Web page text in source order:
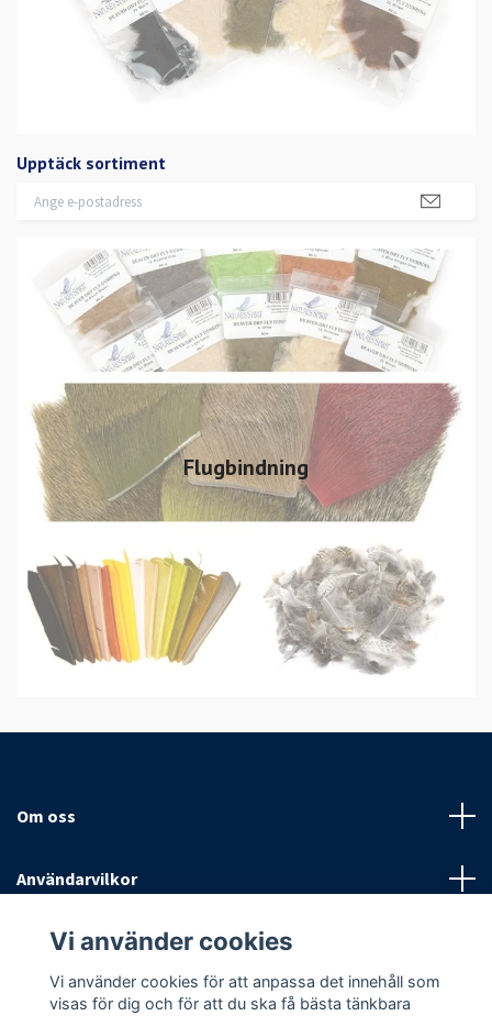
Upptäck sortiment
Flugbindning
Om oss
Användarvilkor
Sociala medier
Vi använder cookies
Vi använder cookies för att anpassa det innehåll som
visas för dig och för att du ska få bästa tänkbara